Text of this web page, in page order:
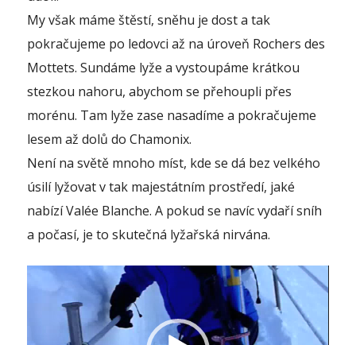
My však máme štěstí, sněhu je dost a tak
pokračujeme po ledovci až na úroveň Rochers des
Mottets. Sundáme lyže a vystoupáme krátkou
stezkou nahoru, abychom se přehoupli přes
morénu. Tam lyže zase nasadíme a pokračujeme
lesem až dolů do Chamonix.
Není na světě mnoho míst, kde se dá bez velkého
úsilí lyžovat v tak majestátním prostředí, jaké
nabízí Valée Blanche. A pokud se navíc vydaří sníh
a počasí, je to skutečná lyžařská nirvána.
Video
přehrávač